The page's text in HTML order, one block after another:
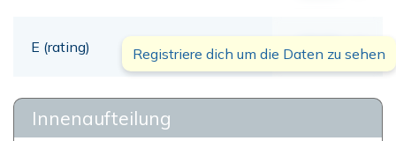
E (rating) 00,00 mt
Registriere dich um die Daten zu sehen
Innenaufteilung